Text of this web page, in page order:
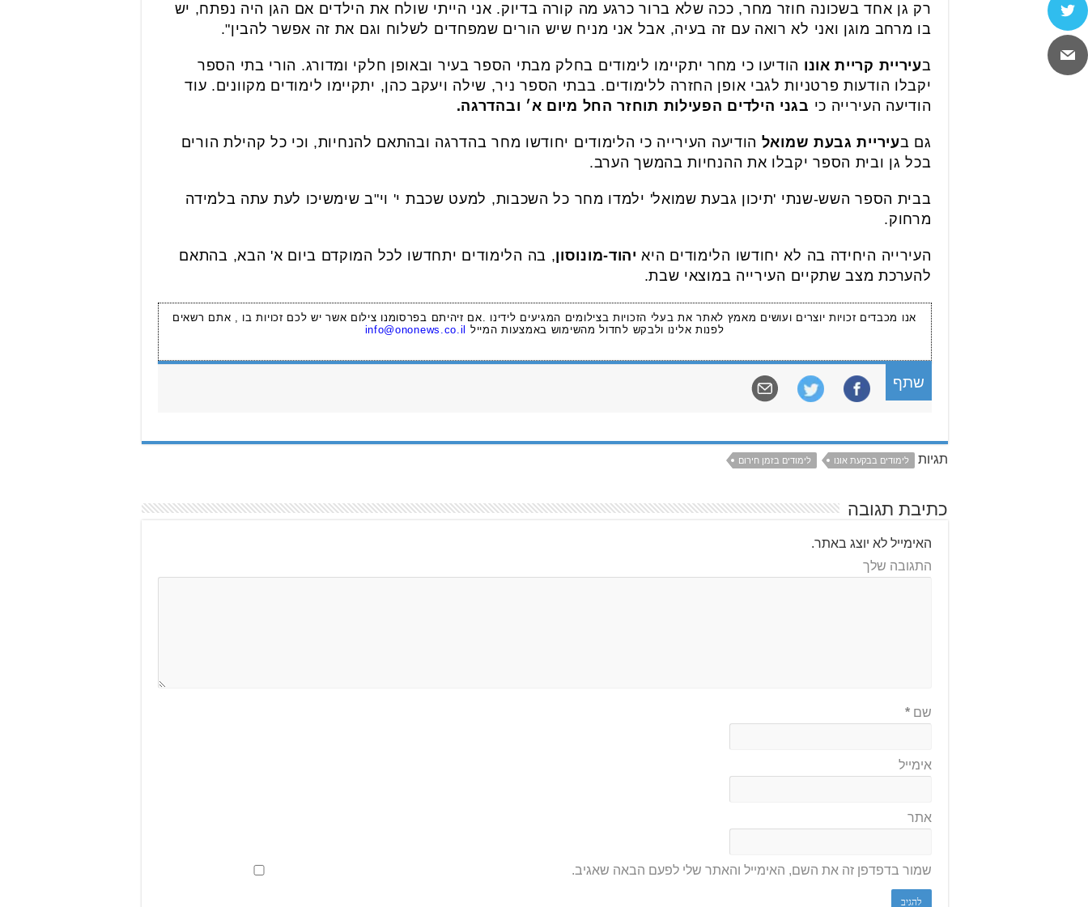
רק גן אחד בשכונה חוזר מחר, ככה שלא ברור כרגע מה קורה בדיוק. אני הייתי שולח את הילדים אם הגן היה נפתח, יש
בו מרחב מוגן ואני לא רואה עם זה בעיה, אבל אני מניח שיש הורים שמפחדים לשלוח וגם את זה אפשר להבין".
בעיריית קריית אונו הודיעו כי מחר יתקיימו לימודים בחלק מבתי הספר בעיר ובאופן חלקי ומדורג. הורי בתי הספר
יקבלו הודעות פרטניות לגבי אופן החזרה ללימודים. בבתי הספר ניר, שילה ויעקב כהן, יתקיימו לימודים מקוונים. עוד
הודיעה העירייה כי בגני הילדים הפעילות תוחזר החל מיום א׳ ובהדרגה.
גם בעיריית גבעת שמואל הודיעה העירייה כי הלימודים יחודשו מחר בהדרגה ובהתאם להנחיות, וכי כל קהילת הורים
בכל גן ובית הספר יקבלו את ההנחיות בהמשך הערב.
בבית הספר השש-שנתי 'תיכון גבעת שמואל' ילמדו מחר כל השכבות, למעט שכבת י' וי"ב שימשיכו לעת עתה בלמידה
מרחוק.
העירייה היחידה בה לא יחודשו הלימודים היא יהוד-מונוסון, בה הלימודים יתחדשו לכל המוקדם ביום א' הבא, בהתאם
להערכת מצב שתקיים העירייה במוצאי שבת.
אנו מכבדים זכויות יוצרים ועושים מאמץ לאתר את בעלי הזכויות בצילומים המגיעים לידינו .אם זיהיתם בפרסומנו צילום אשר יש לכם זכויות בו , אתם רשאים
לפנות אלינו ולבקש לחדול מהשימוש באמצעות המייל
info@ononews.co.il
שתף
תגיות לימודים בבקעת אונו לימודים בזמן חירום
כתיבת תגובה
האימייל לא יוצג באתר.
התגובה שלך
שם*
אימייל
אתר
שמור בדפדפן זה את השם, האימייל והאתר שלי לפעם הבאה שאגיב.